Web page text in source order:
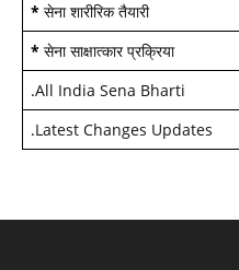
* सेना शारीरिक तैयारी
* सेना साक्षात्कार प्रक्रिया
.All India Sena Bharti
.Latest Changes Updates